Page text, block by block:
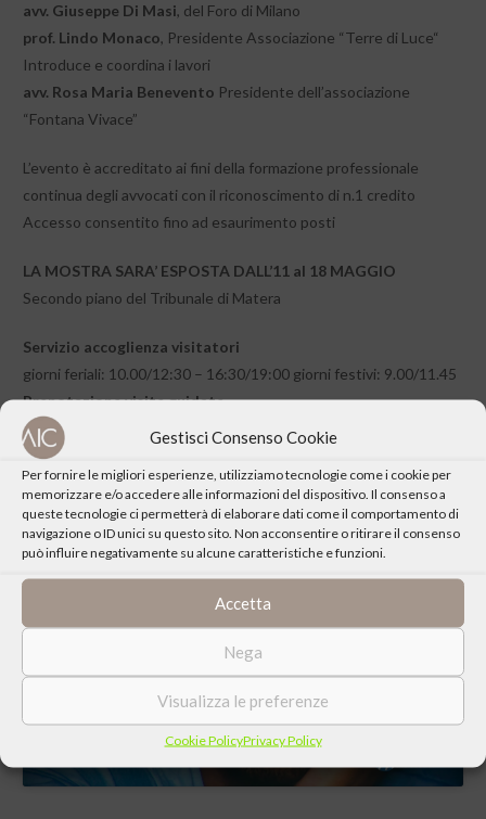
Gestisci Consenso Cookie
Per fornire le migliori esperienze, utilizziamo tecnologie come i cookie per
memorizzare e/o accedere alle informazioni del dispositivo. Il consenso a
queste tecnologie ci permetterà di elaborare dati come il comportamento di
navigazione o ID unici su questo sito. Non acconsentire o ritirare il consenso
può influire negativamente su alcune caratteristiche e funzioni.
Accetta
Nega
Visualizza le preferenze
Cookie PolicyPrivacy Policy
avv. Giuseppe Di Masi, del Foro di Milano
prof. Lindo Monaco, Presidente Associazione “Terre di Luce“
Introduce e coordina i lavori
avv. Rosa Maria Benevento Presidente dell’associazione
“Fontana Vivace”
L’evento è accreditato ai fini della formazione professionale
continua degli avvocati con il riconoscimento di n.1 credito
Accesso consentito fino ad esaurimento posti
LA MOSTRA SARA’ ESPOSTA DALL’11 al 18 MAGGIO
Secondo piano del Tribunale di Matera
Servizio accoglienza visitatori
giorni feriali: 10.00/12:30 – 16:30/19:00 giorni festivi: 9.00/11.45
Prenotazione visite guidate
chiamare il 353 306 3825 dalle ore 10.00 alle 12.00
Dettagli sulla mostra allapagina dedicatasul sito Meeting
Mostre
Il video con il
Fai clic per accettare i cookie marketing e
abilitare questo contenuto